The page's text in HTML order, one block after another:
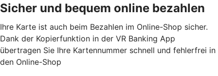
Sicher und bequem online bezahlen
Ihre Karte ist auch beim Bezahlen im Online-Shop sicher.
Dank der Kopierfunktion in der VR Banking App
übertragen Sie Ihre Kartennummer schnell und fehlerfrei in
den Online-Shop